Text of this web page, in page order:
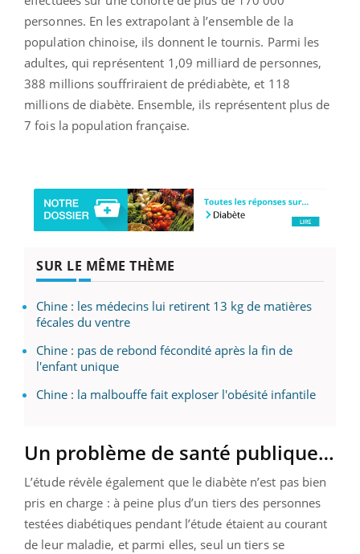
personnes. En les extrapolant à l’ensemble de la
population chinoise, ils donnent le tournis. Parmi les
adultes, qui représentent 1,09 milliard de personnes,
388 millions souffriraient de prédiabète, et 118
millions de diabète. Ensemble, ils représentent plus de
7 fois la population française.
SUR LE MÊME THÈME
Chine : les médecins lui retirent 13 kg de matières
fécales du ventre
Chine : pas de rebond fécondité après la fin de
l'enfant unique
Chine : la malbouffe fait exploser l'obésité infantile
Un problème de santé publique…
L’étude révèle également que le diabète n’est pas bien
pris en charge : à peine plus d’un tiers des personnes
testées diabétiques pendant l’étude étaient au courant
de leur maladie, et parmi elles, seul un tiers se